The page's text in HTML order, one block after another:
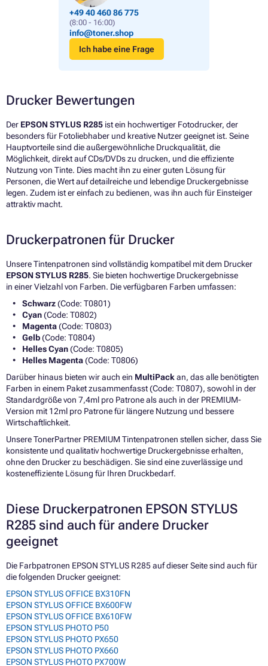
+49 40 460 86 775
(8:00 - 16:00)
info@toner.shop
Ich habe eine Frage
Drucker Bewertungen
Der EPSON STYLUS R285 ist ein hochwertiger Fotodrucker, der
besonders für Fotoliebhaber und kreative Nutzer geeignet ist. Seine
Hauptvorteile sind die außergewöhnliche Druckqualität, die
Möglichkeit, direkt auf CDs/DVDs zu drucken, und die effiziente
Nutzung von Tinte. Dies macht ihn zu einer guten Lösung für
Personen, die Wert auf detailreiche und lebendige Druckergebnisse
legen. Zudem ist er einfach zu bedienen, was ihn auch für Einsteiger
attraktiv macht.
Druckerpatronen für Drucker
Unsere Tintenpatronen sind vollständig kompatibel mit dem Drucker
EPSON STYLUS R285. Sie bieten hochwertige Druckergebnisse
in einer Vielzahl von Farben. Die verfügbaren Farben umfassen:
Schwarz(Code: T0801)
Cyan(Code: T0802)
Magenta(Code: T0803)
Gelb(Code: T0804)
Helles Cyan(Code: T0805)
Helles Magenta(Code: T0806)
Darüber hinaus bieten wir auch ein MultiPack an, das alle benötigten
Farben in einem Paket zusammenfasst (Code: T0807), sowohl in der
Standardgröße von 7,4ml pro Patrone als auch in der PREMIUM-
Version mit 12ml pro Patrone für längere Nutzung und bessere
Wirtschaftlichkeit.
Unsere TonerPartner PREMIUM Tintenpatronen stellen sicher, dass Sie
konsistente und qualitativ hochwertige Druckergebnisse erhalten,
ohne den Drucker zu beschädigen. Sie sind eine zuverlässige und
kosteneffiziente Lösung für Ihren Druckbedarf.
Diese Druckerpatronen EPSON STYLUS
R285 sind auch für andere Drucker
geeignet
Die Farbpatronen EPSON STYLUS R285 auf dieser Seite sind auch für
die folgenden Drucker geeignet:
EPSON STYLUS OFFICE BX310FN
EPSON STYLUS OFFICE BX600FW
EPSON STYLUS OFFICE BX610FW
EPSON STYLUS PHOTO P50
EPSON STYLUS PHOTO PX650
EPSON STYLUS PHOTO PX660
EPSON STYLUS PHOTO PX700W